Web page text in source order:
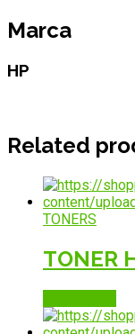
Marca
HP
Related
TONERS
TONER